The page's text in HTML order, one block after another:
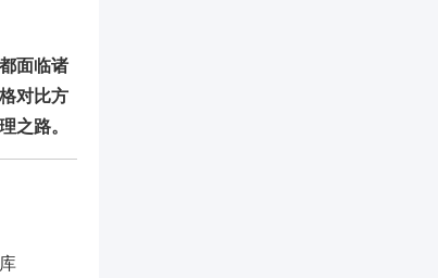
面临诸
对比方
之路。